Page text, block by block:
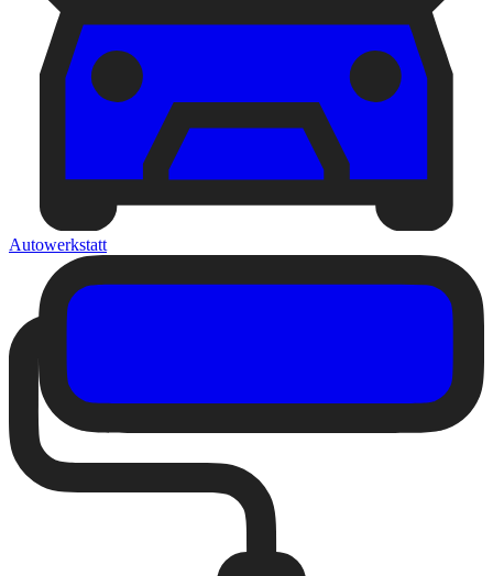
Autowerkstatt